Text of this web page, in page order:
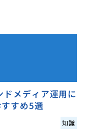
ドメディア運用に
すめ5選
知識